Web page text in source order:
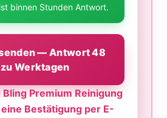
binnen Stunden Antwort.
— Antwort 48
Werktagen
Bling Premium Reinigung
Bestätigung per E-